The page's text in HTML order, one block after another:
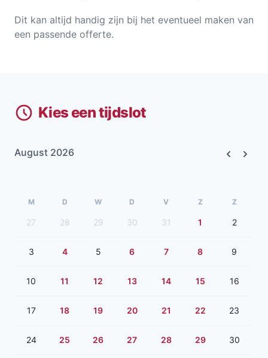
Dit kan altijd handig zijn bij het eventueel maken van
een passende offerte.
Kies een tijdslot
August 2026
M D W D V Z Z
27 28 29 30 31 1 2
3 4 5 6 7 8 9
10 11 12 13 14 15 16
17 18 19 20 21 22 23
24 25 26 27 28 29 30